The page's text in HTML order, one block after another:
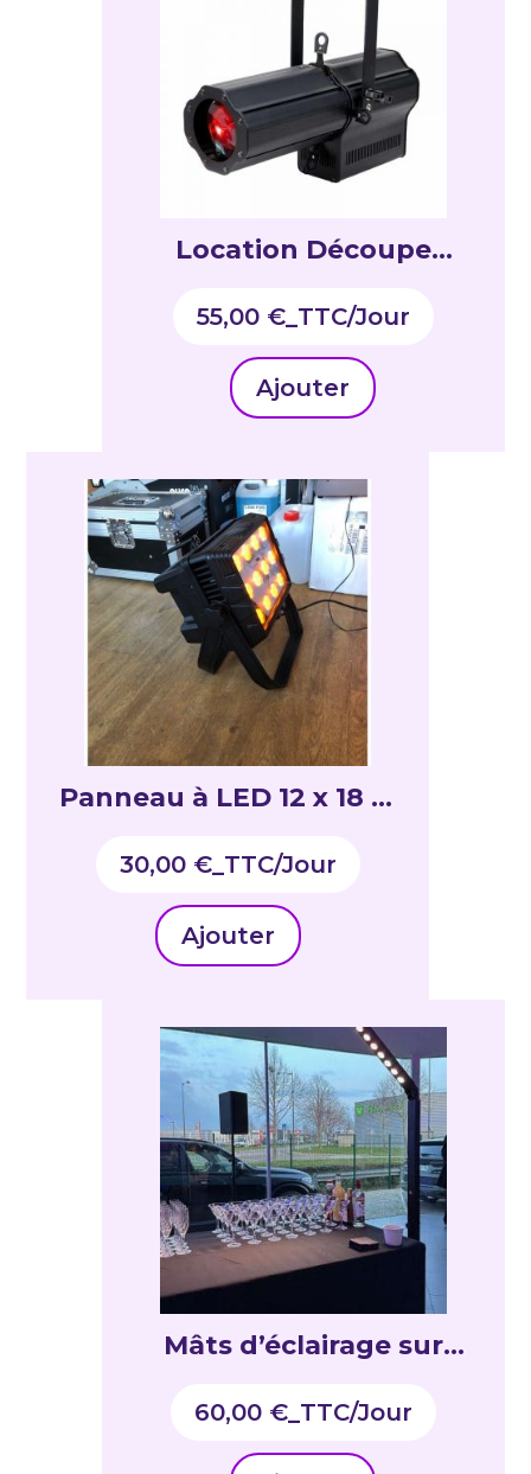
Location Découpe
LED
55,00 €_TTC
Ajouter
Panneau à LED 12 x 18 w
IP65 sur batterie – DMX
HF 25°
30,00 €_TTC
Ajouter
Mâts d’éclairage sur
RGBWAUV
60,00 €_TTC